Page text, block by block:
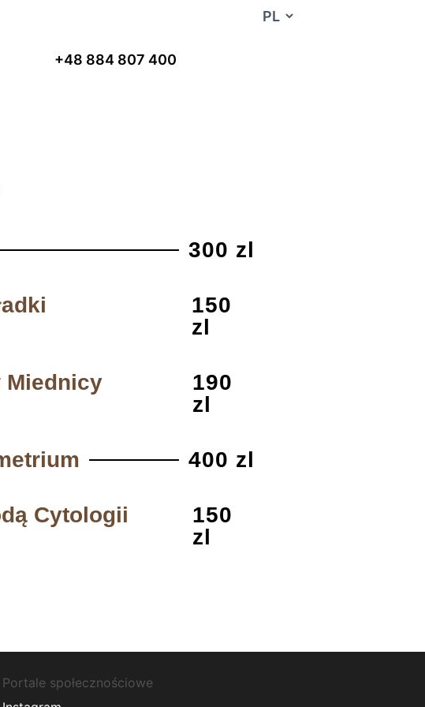
+48 884 807 400
300 zl
150
zl
Miednicy
190
zl
400 zl
Cytologii
150
zl
Portale społecznościowe